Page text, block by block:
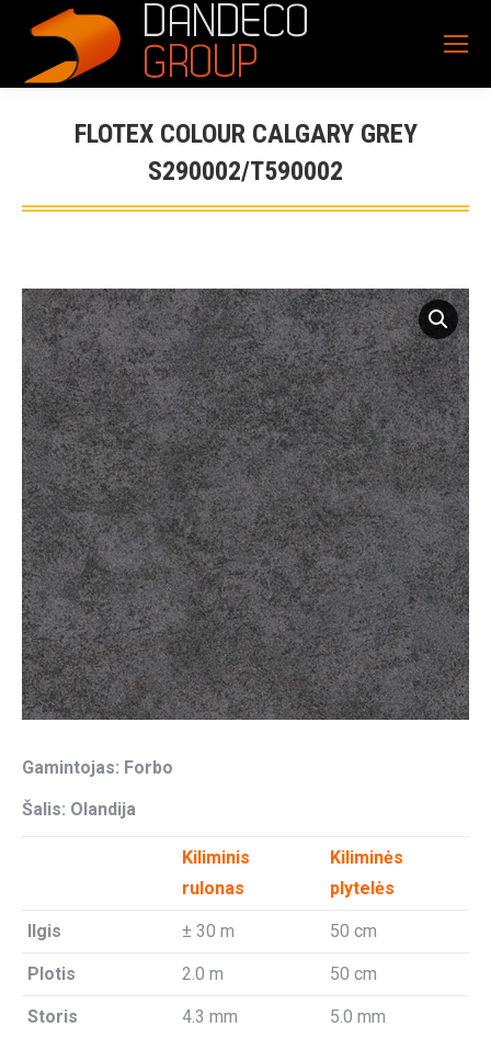
FLOTEX COLOUR CALGARY GREY
S290002/T590002
Gamintojas: Forbo
Šalis: Olandija
Kiliminis
rulonas
Kiliminės
plytelės
Ilgis ± 30 m 50 cm
Plotis 2.0 m 50 cm
Storis 4.3 mm 5.0 mm